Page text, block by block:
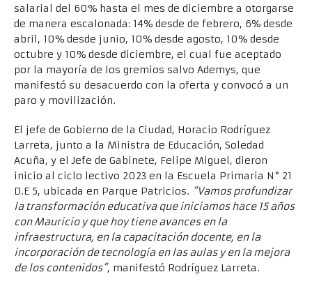
salarial del 60% hasta el mes de diciembre a otorgarse
de manera escalonada: 14% desde de febrero, 6% desde
abril, 10% desde junio, 10% desde agosto, 10% desde
octubre y 10% desde diciembre, el cual fue aceptado
por la mayoría de los gremios salvo Ademys, que
manifestó su desacuerdo con la oferta y convocó a un
paro y movilización.
El jefe de Gobierno de la Ciudad, Horacio Rodríguez
Larreta, junto a la Ministra de Educación, Soledad
Acuña, y el Jefe de Gabinete, Felipe Miguel, dieron
inicio al ciclo lectivo 2023 en la Escuela Primaria N° 21
D.E 5, ubicada en Parque Patricios. “Vamos profundizar
la transformación educativa que iniciamos hace 15 años
con Mauricio y que hoy tiene avances en la
infraestructura, en la capacitación docente, en la
incorporación de tecnología en las aulas y en la mejora
de los contenidos”, manifestó Rodríguez Larreta.